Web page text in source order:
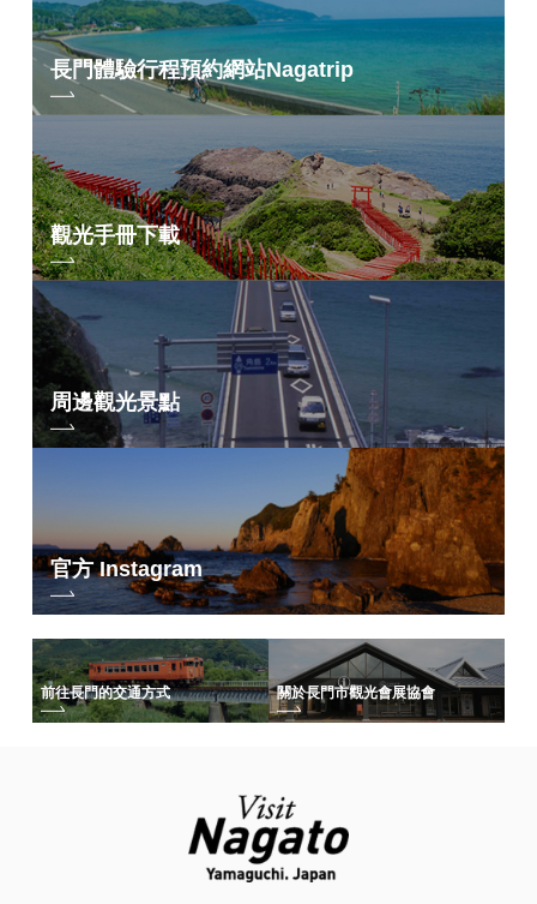
長門體驗行程預約網站Nagatrip
觀光手冊下載
周邊觀光景點
官方 Instagram
前往長門的交通方式 關於長門市觀光會展協會